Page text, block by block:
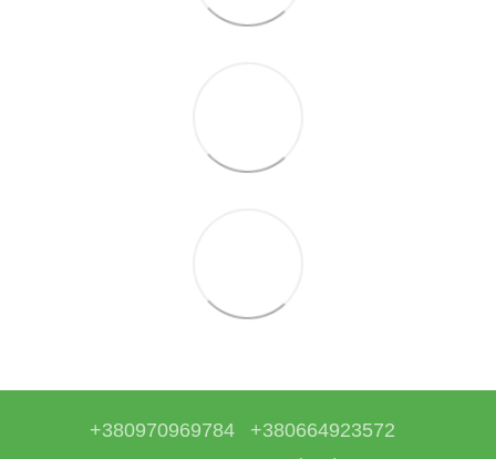
+380970969784
+380664923572